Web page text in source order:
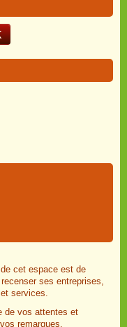
cet espace est de
ses entreprises,
services.
de vos attentes et
remarques,